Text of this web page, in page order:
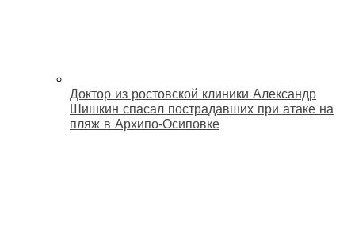
Доктор из ростовской клиники Александр
Шишкин спасал пострадавших при атаке на
пляж в Архипо‑Осиповке